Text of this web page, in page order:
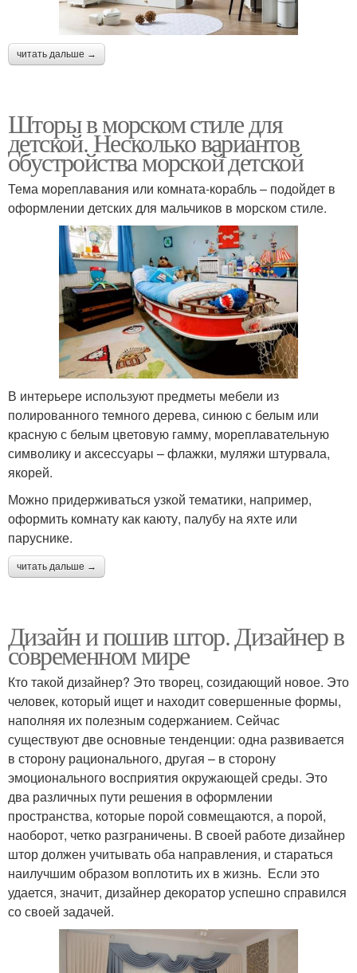
читать дальше →
Шторы в морском стиле для
детской. Несколько вариантов
обустройства морской детской
Тема мореплавания или комната-корабль – подойдет в
оформлении детских для мальчиков в морском стиле.
В интерьере используют предметы мебели из
полированного темного дерева, синюю с белым или
красную с белым цветовую гамму, мореплавательную
символику и аксессуары – флажки, муляжи штурвала,
якорей.
Можно придерживаться узкой тематики, например,
оформить комнату как каюту, палубу на яхте или
паруснике.
читать дальше →
Дизайн и пошив штор. Дизайнер в
современном мире
Кто такой дизайнер? Это творец, созидающий новое. Это
человек, который ищет и находит совершенные формы,
наполняя их полезным содержанием. Сейчас
существуют две основные тенденции: одна развивается
в сторону рационального, другая – в сторону
эмоционального восприятия окружающей среды. Это
два различных пути решения в оформлении
пространства, которые порой совмещаются, а порой,
наоборот, четко разграничены. В своей работе дизайнер
штор должен учитывать оба направления, и стараться
наилучшим образом воплотить их в жизнь. Если это
удается, значит, дизайнер декоратор успешно справился
со своей задачей.